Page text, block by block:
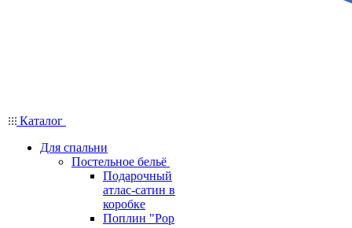
Каталог
Для спальни
Постельное бельё
Подарочный
атлас-сатин в
коробке
Поплин "Pop